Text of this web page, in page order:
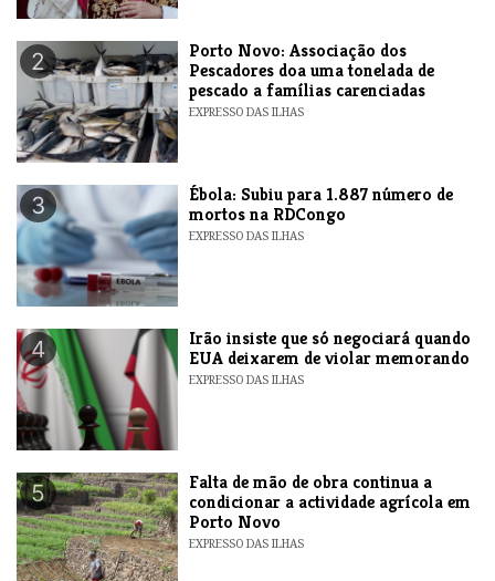
2
​Porto Novo: Associação dos
Pescadores doa uma tonelada de
pescado a famílias carenciadas
EXPRESSO DAS ILHAS
3
​Ébola: Subiu para 1.887 número de
mortos na RDCongo
EXPRESSO DAS ILHAS
4
​Irão insiste que só negociará quando
EUA deixarem de violar memorando
EXPRESSO DAS ILHAS
5
Falta de mão de obra continua a
condicionar a actividade agrícola em
Porto Novo
EXPRESSO DAS ILHAS